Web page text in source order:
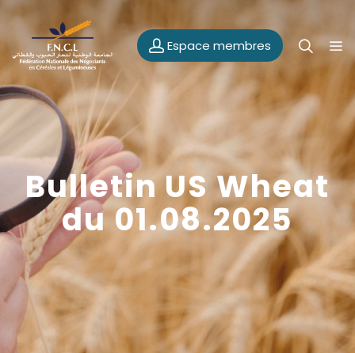
Espace membres
Bulletin US Wheat
du 01.08.2025